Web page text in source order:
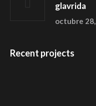
glavrida
octubre
Recent projects